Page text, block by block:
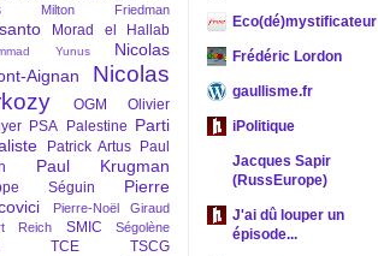
Milton Friedman
Morad el Hallab
Yunus
Nicolas
Aignan
Nicolas
OGM
Olivier
PSA Palestine Parti
Patrick Artus
Paul
Paul Krugman
Séguin
Pierre
Pierre-Noël Giraud
Reich
SMIC
Ségolène
TCE TSCG
Eco(dé)mystificateur
Frédéric Lordon
gaullisme.fr
iPolitique
Jacques Sapir
(RussEurope)
J'ai dû louper un
épisode...